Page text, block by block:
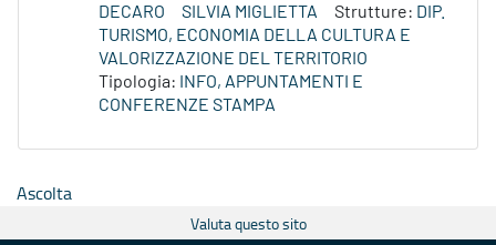
DECARO
SILVIA MIGLIETTA Strutture: DIP.
TURISMO, ECONOMIA DELLA CULTURA E
VALORIZZAZIONE DEL TERRITORIO
Tipologia:
INFO, APPUNTAMENTI E
CONFERENZE STAMPA
Ascolta
Valuta questo sito